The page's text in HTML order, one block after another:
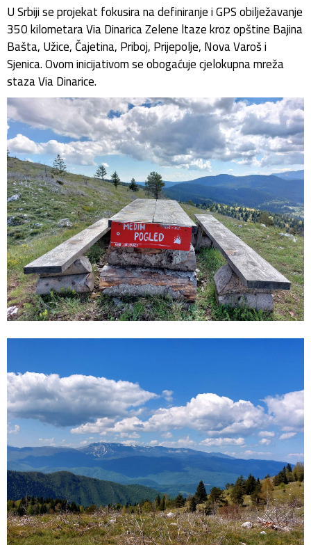
U Srbiji se projekat fokusira na definiranje i GPS obilježavanje
350 kilometara Via Dinarica Zelene ltaze kroz opštine Bajina
Bašta, Užice, Čajetina, Priboj, Prijepolje, Nova Varoš i
Sjenica. Ovom inicijativom se obogaćuje cjelokupna mreža
staza Via Dinarice.